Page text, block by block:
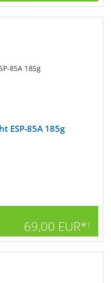
ESP-85A 185g
69,00 EUR*1